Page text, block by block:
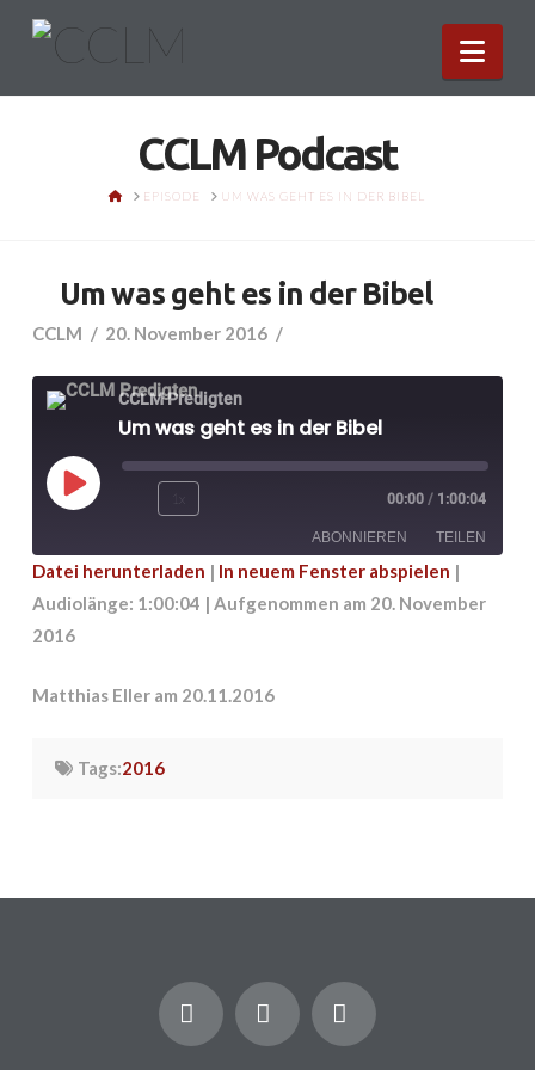
CCLM Podcast
HOMEEPISODE UM WAS GEHT ES IN DER BIBEL
Um was geht es in der Bibel
CCLM 20. November 2016
CCLM Predigten
Um was geht es in der Bibel
Play
00:00 / 1:00:04
ABONNIEREN TEILEN
TEILEN
EMBED
Datei herunterladen | In neuem Fenster abspielen |
Audiolänge: 1:00:04 | Aufgenommen am 20. November
2016
Matthias Eller am 20.11.2016
Tags:2016